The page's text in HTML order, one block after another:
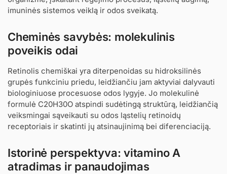
imuninės sistemos veiklą ir odos sveikatą.
Cheminės savybės: molekulinis
poveikis odai
Retinolis chemiškai yra diterpenoidas su hidroksilinės
grupės funkciniu priedu, leidžiančiu jam aktyviai dalyvauti
biologiniuose procesuose odos lygyje. Jo molekulinė
formulė C20H30O atspindi sudėtingą struktūrą, leidžiančią
veiksmingai sąveikauti su odos ląstelių retinoidų
receptoriais ir skatinti jų atsinaujinimą bei diferenciaciją.
Istorinė perspektyva: vitamino A
atradimas ir panaudojimas